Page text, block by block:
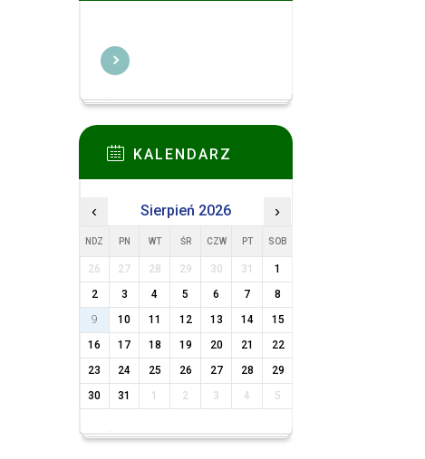
KALENDARZ
‹ Sierpień 2026 ›
NDZ PN WT ŚR CZW PT SOB
26 27 28 29 30 31
1
2
3 4 5 6 7
8
9
10 11 12 13 14
15
16
17 18 19 20 21
22
23
24 25 26 27 28
29
30
31 1 2 3 4 5